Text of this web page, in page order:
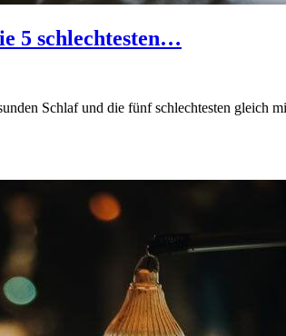
5 schlechtesten…
Schlaf und die fünf schlechtesten gleich